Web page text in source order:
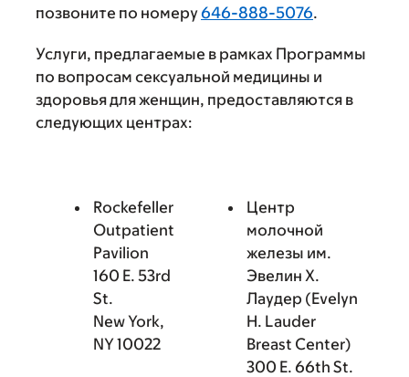
позвоните по номеру646-888-5076.
Услуги, предлагаемые в рамках Программы
по вопросам сексуальной медицины и
здоровья для женщин, предоставляются в
следующих центрах:
Rockefeller
Outpatient
Pavilion
160 E. 53rd
St.
New York,
NY 10022
Центр
молочной
железы им.
Эвелин Х.
Лаудер (Evelyn
H. Lauder
Breast Center)
300 E. 66th St.